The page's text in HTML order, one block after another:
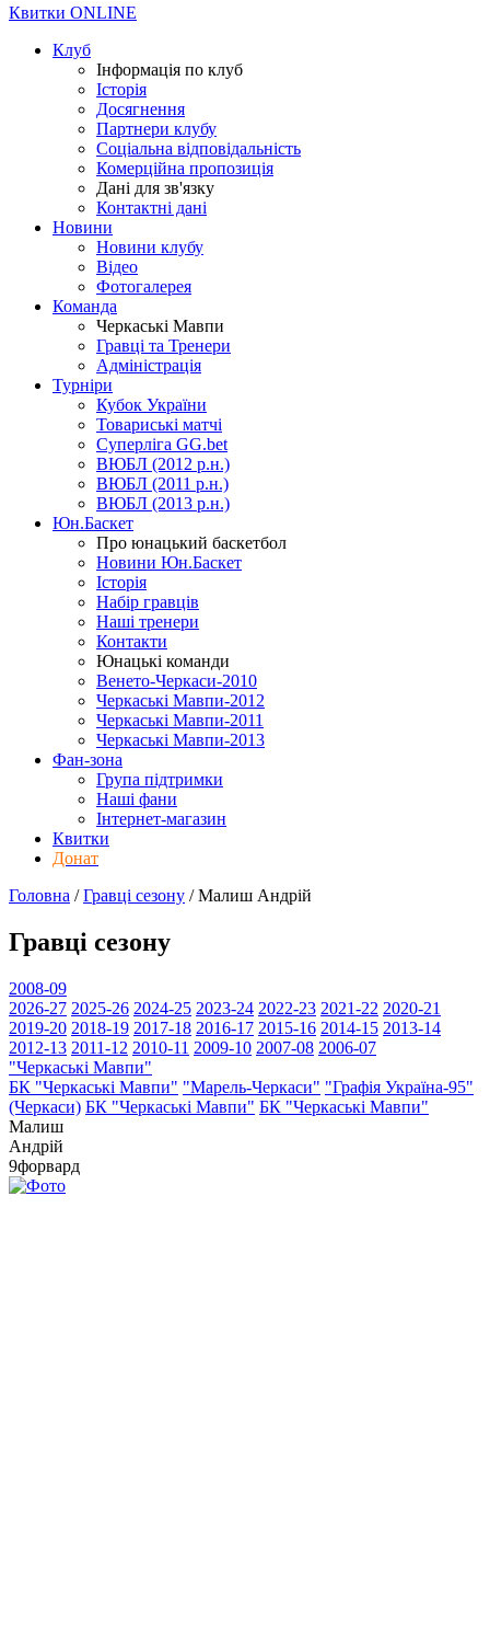
Квитки ONLINE
Клуб
Інформація по клуб
Історія
Досягнення
Партнери клубу
Соціальна відповідальність
Комерційна пропозиція
Дані для зв'язку
Контактні дані
Новини
Новини клубу
Відео
Фотогалерея
Команда
Черкаські Мавпи
Гравці та Тренери
Адміністрація
Турніри
Кубок України
Товариські матчі
Суперліга GG.bet
ВЮБЛ (2012 р.н.)
ВЮБЛ (2011 р.н.)
ВЮБЛ (2013 р.н.)
Юн.Баскет
Про юнацький баскетбол
Новини Юн.Баскет
Історія
Набір гравців
Наші тренери
Контакти
Юнацькі команди
Венето-Черкаси-2010
Черкаські Мавпи-2012
Черкаські Мавпи-2011
Черкаські Мавпи-2013
Фан-зона
Група підтримки
Наші фани
Інтернет-магазин
Квитки
Донат
Головна /Гравці сезону /Малиш Андрій
Гравці сезону
2008-09
2026-27 2025-26 2024-25 2023-24 2022-23 2021-22 2020-21
2019-20 2018-19 2017-18 2016-17 2015-16 2014-15 2013-14
2012-13 2011-12 2010-11 2009-10 2007-08 2006-07
"Черкаські Мавпи"
БК "Черкаські Мавпи" "Марель-Черкаси" "Графія Україна-95"
(Черкаси) БК "Черкаські Мавпи" БК "Черкаські Мавпи"
Малиш
Андрій
9форвард